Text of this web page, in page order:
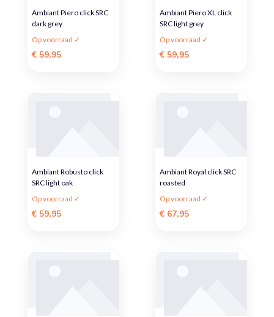
Ambiant Piero click SRC
dark grey
Op voorraad ✓
€ 59,95
Ambiant Piero XL click
SRC light grey
Op voorraad ✓
€ 59,95
Ambiant Robusto click
SRC light oak
Op voorraad ✓
€ 59,95
Ambiant Royal click SRC
roasted
Op voorraad ✓
€ 67,95